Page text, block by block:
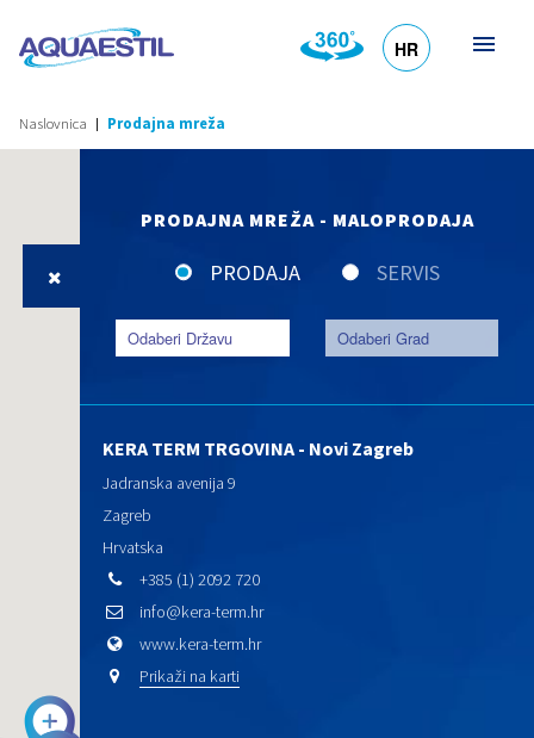
HR
Naslovnica Prodajna mreža
PRODAJNA MREŽA - MALOPRODAJA
PRODAJA SERVIS
KERA TERM TRGOVINA - Novi Zagreb
Jadranska avenija 9
Zagreb
Hrvatska
+385 (1) 2092 720
info@kera-term.hr
www.kera-term.hr
Prikaži na karti